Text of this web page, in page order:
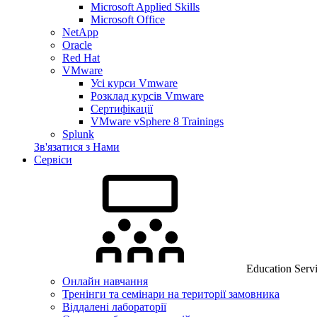
Microsoft Applied Skills
Microsoft Office
NetApp
Oracle
Red Hat
VMware
Усі курси Vmware
Розклад курсів Vmware
Сертифікації
VMware vSphere 8 Trainings
Splunk
Зв'язатися з Нами
Сервіси
Education
Онлайн навчання
Тренінги та семінари на території замовника
Віддалені лабораторії